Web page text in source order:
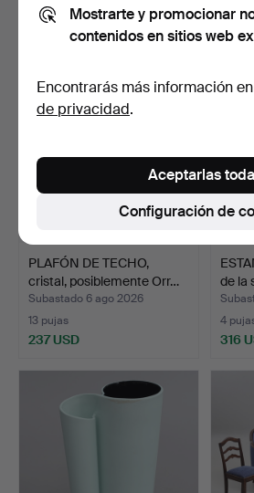
1 puja
32 USD
11
79
PLAFÓN DE TECHO,
cristal, posiblemente Orr…
Subastado 6 ago 2026
13 pujas
237 USD
de la
4
316
Mostrarte y promocionar
contenidos en sitios web
Encontrarás más información
de privacidad.
Configuración de
Aceptarlas